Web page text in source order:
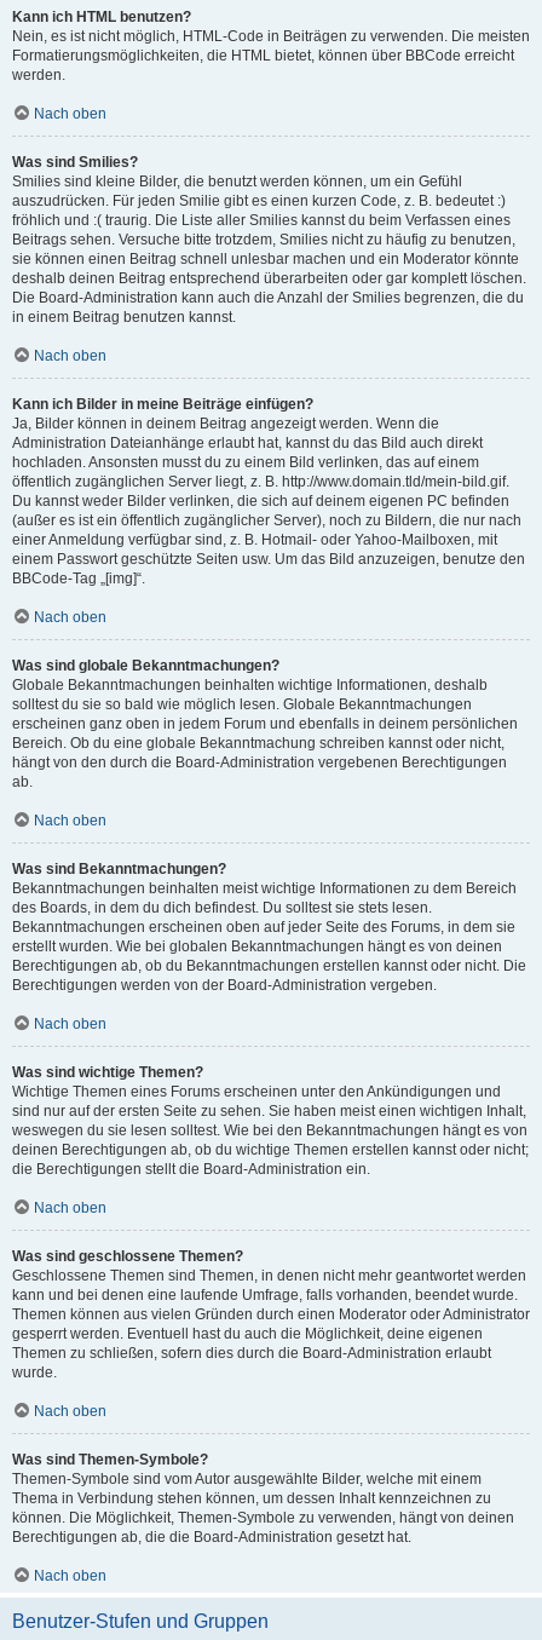
Kann ich HTML benutzen?
Nein, es ist nicht möglich, HTML-Code in Beiträgen zu verwenden. Die meisten
Formatierungsmöglichkeiten, die HTML bietet, können über BBCode erreicht
werden.
Nach oben
Was sind Smilies?
Smilies sind kleine Bilder, die benutzt werden können, um ein Gefühl
auszudrücken. Für jeden Smilie gibt es einen kurzen Code, z. B. bedeutet :)
fröhlich und :( traurig. Die Liste aller Smilies kannst du beim Verfassen eines
Beitrags sehen. Versuche bitte trotzdem, Smilies nicht zu häufig zu benutzen,
sie können einen Beitrag schnell unlesbar machen und ein Moderator könnte
deshalb deinen Beitrag entsprechend überarbeiten oder gar komplett löschen.
Die Board-Administration kann auch die Anzahl der Smilies begrenzen, die du
in einem Beitrag benutzen kannst.
Nach oben
Kann ich Bilder in meine Beiträge einfügen?
Ja, Bilder können in deinem Beitrag angezeigt werden. Wenn die
Administration Dateianhänge erlaubt hat, kannst du das Bild auch direkt
hochladen. Ansonsten musst du zu einem Bild verlinken, das auf einem
öffentlich zugänglichen Server liegt, z. B. http://www.domain.tld/mein-bild.gif.
Du kannst weder Bilder verlinken, die sich auf deinem eigenen PC befinden
(außer es ist ein öffentlich zugänglicher Server), noch zu Bildern, die nur nach
einer Anmeldung verfügbar sind, z. B. Hotmail- oder Yahoo-Mailboxen, mit
einem Passwort geschützte Seiten usw. Um das Bild anzuzeigen, benutze den
BBCode-Tag „[img]“.
Nach oben
Was sind globale Bekanntmachungen?
Globale Bekanntmachungen beinhalten wichtige Informationen, deshalb
solltest du sie so bald wie möglich lesen. Globale Bekanntmachungen
erscheinen ganz oben in jedem Forum und ebenfalls in deinem persönlichen
Bereich. Ob du eine globale Bekanntmachung schreiben kannst oder nicht,
hängt von den durch die Board-Administration vergebenen Berechtigungen
ab.
Nach oben
Was sind Bekanntmachungen?
Bekanntmachungen beinhalten meist wichtige Informationen zu dem Bereich
des Boards, in dem du dich befindest. Du solltest sie stets lesen.
Bekanntmachungen erscheinen oben auf jeder Seite des Forums, in dem sie
erstellt wurden. Wie bei globalen Bekanntmachungen hängt es von deinen
Berechtigungen ab, ob du Bekanntmachungen erstellen kannst oder nicht. Die
Berechtigungen werden von der Board-Administration vergeben.
Nach oben
Was sind wichtige Themen?
Wichtige Themen eines Forums erscheinen unter den Ankündigungen und
sind nur auf der ersten Seite zu sehen. Sie haben meist einen wichtigen Inhalt,
weswegen du sie lesen solltest. Wie bei den Bekanntmachungen hängt es von
deinen Berechtigungen ab, ob du wichtige Themen erstellen kannst oder nicht;
die Berechtigungen stellt die Board-Administration ein.
Nach oben
Was sind geschlossene Themen?
Geschlossene Themen sind Themen, in denen nicht mehr geantwortet werden
kann und bei denen eine laufende Umfrage, falls vorhanden, beendet wurde.
Themen können aus vielen Gründen durch einen Moderator oder Administrator
gesperrt werden. Eventuell hast du auch die Möglichkeit, deine eigenen
Themen zu schließen, sofern dies durch die Board-Administration erlaubt
wurde.
Nach oben
Was sind Themen-Symbole?
Themen-Symbole sind vom Autor ausgewählte Bilder, welche mit einem
Thema in Verbindung stehen können, um dessen Inhalt kennzeichnen zu
können. Die Möglichkeit, Themen-Symbole zu verwenden, hängt von deinen
Berechtigungen ab, die die Board-Administration gesetzt hat.
Nach oben
Benutzer-Stufen und Gruppen